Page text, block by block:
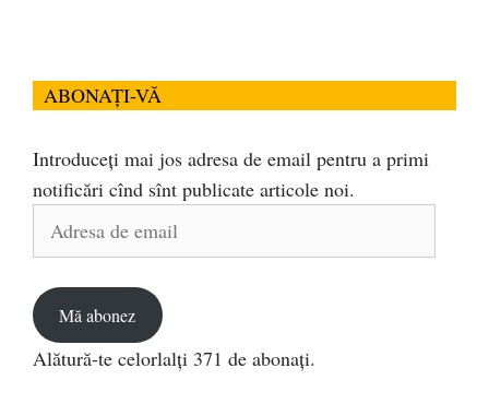
ABONAȚI-VĂ
Introduceți mai jos adresa de email pentru a primi
notificări cînd sînt publicate articole noi.
Adresa
Mă abonez
Alătură-te celorlalți 371 de abonați.